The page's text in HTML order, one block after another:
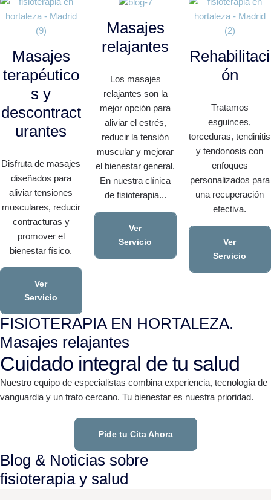
Masajes
terapéutico
s y
descontract
urantes
Disfruta de masajes
diseñados para
aliviar tensiones
musculares, reducir
contracturas y
promover el
bienestar físico.
Ver
Servicio
Masajes
relajantes
Los masajes
relajantes son la
mejor opción para
aliviar el estrés,
reducir la tensión
muscular y mejorar
el bienestar general.
En nuestra clínica
de fisioterapia...
Ver
Servicio
Rehabilitaci
ón
Tratamos
esguinces,
torceduras, tendinitis
y tendonosis con
enfoques
personalizados para
una recuperación
efectiva.
Ver
Servicio
FISIOTERAPIA EN HORTALEZA.
Masajes relajantes
Cuidado integral de tu salud
Nuestro equipo de especialistas combina experiencia, tecnología de
vanguardia y un trato cercano. Tu bienestar es nuestra prioridad.
Pide tu Cita Ahora
Blog & Noticias sobre
fisioterapia y salud